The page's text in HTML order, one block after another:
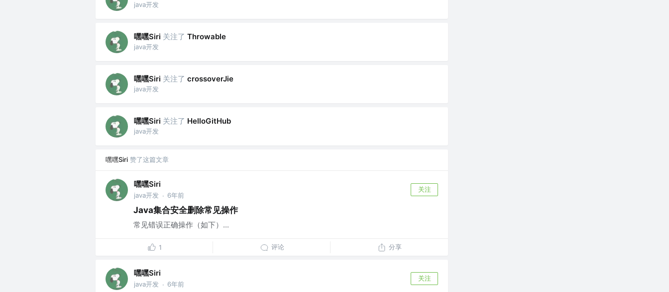
java开发
嘿嘿Siri 关注了 Throwable
java开发
嘿嘿Siri 关注了 crossoverJie
java开发
嘿嘿Siri 关注了 HelloGitHub
java开发
嘿嘿Siri 赞了这篇文章
嘿嘿Siri
java开发 · 6年前
关注
Java集合安全删除常见操作
常见错误正确操作（如下）...
1 评论 分享
嘿嘿Siri
java开发 · 6年前
关注